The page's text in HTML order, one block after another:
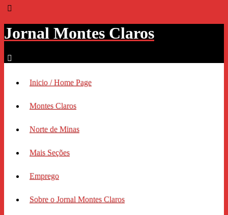
Jornal Montes Claros
Inicio / Home Page
Montes Claros
Norte de Minas
Mais Seções
Emprego
Sobre o Jornal Montes Claros